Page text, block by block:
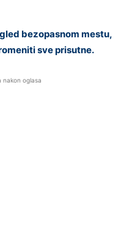
bezopasnom mestu,
sve prisutne.
nakon oglasa